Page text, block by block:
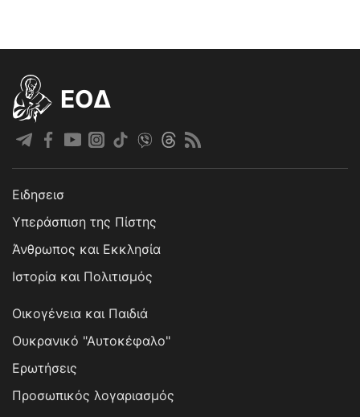
EOΔ
Ειδησεισ
Υπεράσπιση της Πίστης
Άνθρωπος και Εκκλησία
Ιστορία και Πολιτισμός
Οικογένεια και Παιδιά
Ουκρανικό "Αυτοκέφαλο"
Ερωτήσεις
Προσωπικός λογαριασμός